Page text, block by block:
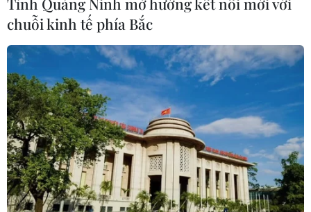
chuỗi kinh tế phía Bắc